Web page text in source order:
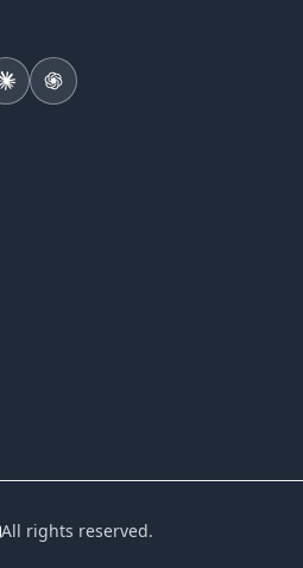
All rights reserved.